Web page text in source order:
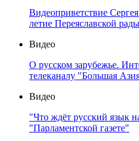
Видеоприветствие
летие Переяславской
Видео
О русском зарубежье.
телеканалу "Большая
Видео
"Что ждёт русский язык
"Парламентской газете"